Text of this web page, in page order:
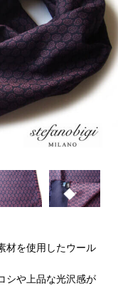
材を使用したウール
シや上品な光沢感が